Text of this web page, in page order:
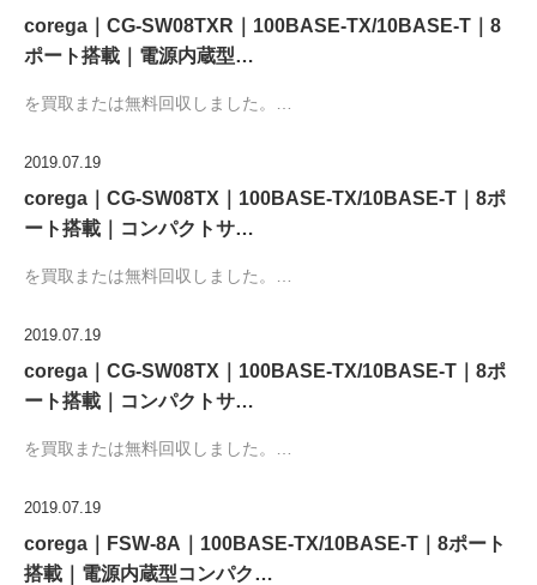
corega｜CG-SW08TXR｜100BASE-TX/10BASE-T｜8
ポート搭載｜電源内蔵型…
を買取または無料回収しました。…
2019.07.19
corega｜CG-SW08TX｜100BASE-TX/10BASE-T｜8ポ
ート搭載｜コンパクトサ…
を買取または無料回収しました。…
2019.07.19
corega｜CG-SW08TX｜100BASE-TX/10BASE-T｜8ポ
ート搭載｜コンパクトサ…
を買取または無料回収しました。…
2019.07.19
corega｜FSW-8A｜100BASE-TX/10BASE-T｜8ポート
搭載｜電源内蔵型コンパク…